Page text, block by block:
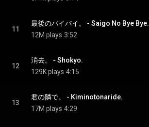
11
最後のバイバイ。 - Saigo No Bye Bye.
12M plays 3:52
12
消去。 - Shokyo.
129K plays 4:15
13
君の隣で。 - Kiminotonaride.
17M plays 4:29